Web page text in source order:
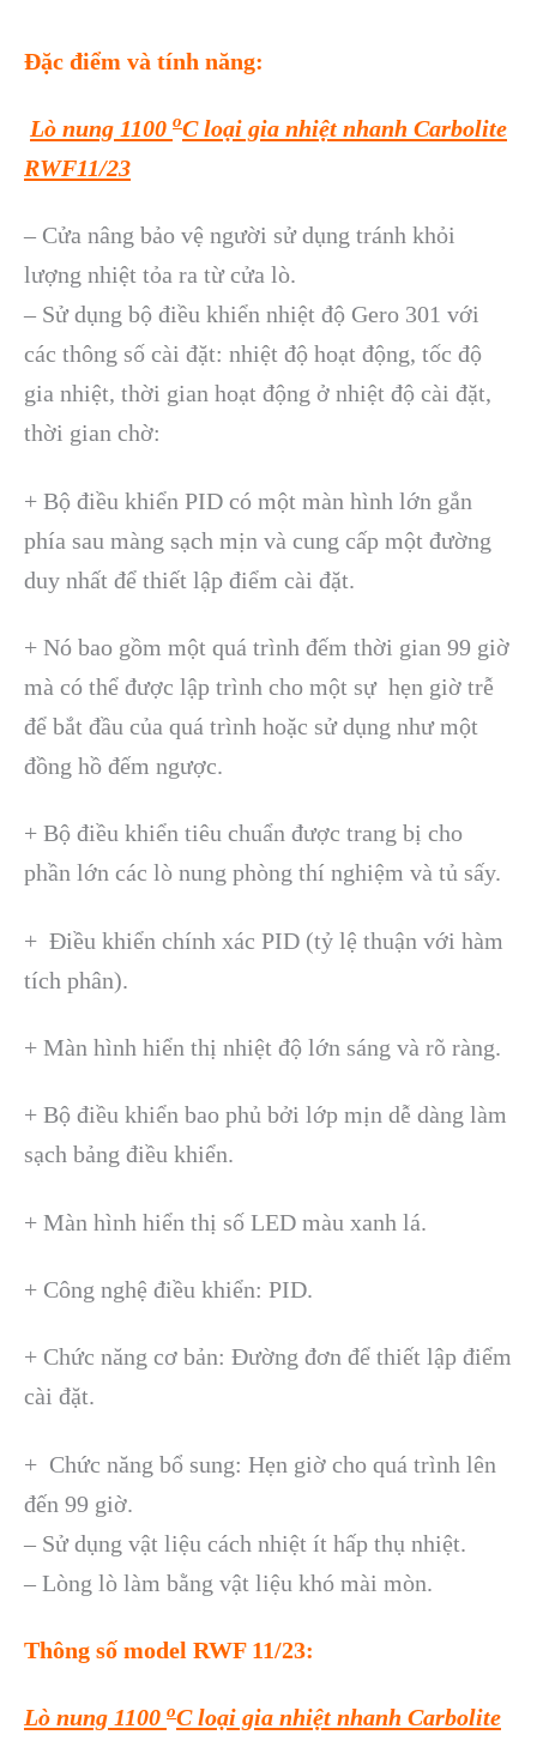
Đặc điểm và tính năng:
Lò nung 1100 oC loại gia nhiệt nhanh Carbolite
RWF11/23
– Cửa nâng bảo vệ người sử dụng tránh khỏi
lượng nhiệt tỏa ra từ cửa lò.
– Sử dụng bộ điều khiển nhiệt độ Gero 301 với
các thông số cài đặt: nhiệt độ hoạt động, tốc độ
gia nhiệt, thời gian hoạt động ở nhiệt độ cài đặt,
thời gian chờ:
+ Bộ điều khiển PID có một màn hình lớn gắn
phía sau màng sạch mịn và cung cấp một đường
duy nhất để thiết lập điểm cài đặt.
+ Nó bao gồm một quá trình đếm thời gian 99 giờ
mà có thể được lập trình cho một sự hẹn giờ trễ
để bắt đầu của quá trình hoặc sử dụng như một
đồng hồ đếm ngược.
+ Bộ điều khiển tiêu chuẩn được trang bị cho
phần lớn các lò nung phòng thí nghiệm và tủ sấy.
+ Điều khiển chính xác PID (tỷ lệ thuận với hàm
tích phân).
+ Màn hình hiển thị nhiệt độ lớn sáng và rõ ràng.
+ Bộ điều khiển bao phủ bởi lớp mịn dễ dàng làm
sạch bảng điều khiển.
+ Màn hình hiển thị số LED màu xanh lá.
+ Công nghệ điều khiển: PID.
+ Chức năng cơ bản: Đường đơn để thiết lập điểm
cài đặt.
+ Chức năng bổ sung: Hẹn giờ cho quá trình lên
đến 99 giờ.
– Sử dụng vật liệu cách nhiệt ít hấp thụ nhiệt.
– Lòng lò làm bằng vật liệu khó mài mòn.
Thông số model RWF 11/23:
Lò nung 1100 oC loại gia nhiệt nhanh Carbolite